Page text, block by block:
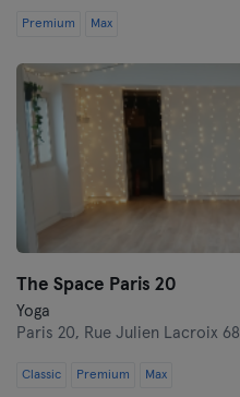
Premium Max
The Space Paris 20
Yoga
Paris 20, Rue Julien Lacroix 68
Classic Premium Max